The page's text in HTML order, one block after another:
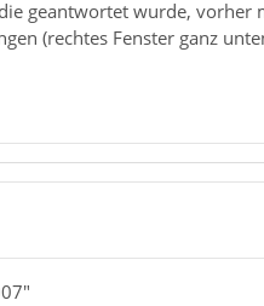
geantwortet wurde, vorher
(rechtes Fenster ganz